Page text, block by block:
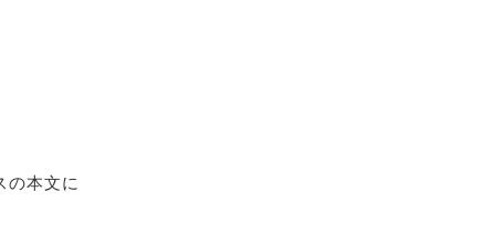
の本文に